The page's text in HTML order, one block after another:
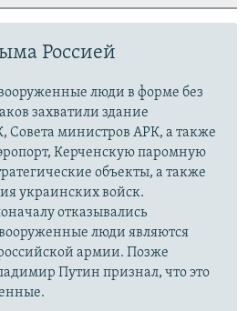
Россией
люди в форме без
захватили здание
Совета министров АРК, а также
Керченскую паромную
объекты, а также
украинских войск.
отказывались
люди являются
армии. Позже
Путин признал, что это